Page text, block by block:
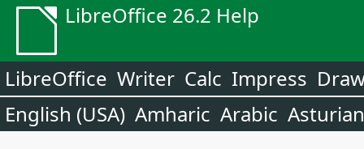
LibreOffice 26.2 Help
LibreOffice Writer Calc Impress
English (USA) Amharic Arabic Asturian